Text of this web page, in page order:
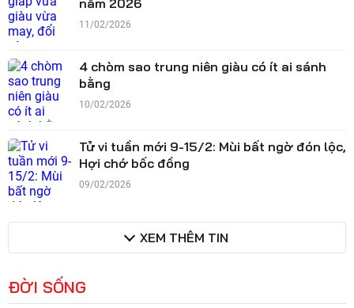
năm 2026
11/02/2026
4 chòm sao trung niên giàu có ít ai sánh
bằng
10/02/2026
Tử vi tuần mới 9-15/2: Mùi bất ngờ đón lộc,
Hợi chớ bốc đồng
09/02/2026
XEM THÊM TIN
ĐỜI SỐNG